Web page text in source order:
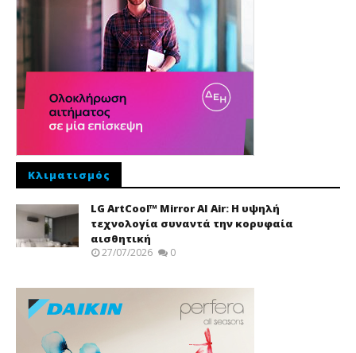
Κλιματισμός
LG ArtCool™ Mirror AI Air: Η υψηλή
τεχνολογία συναντά την κορυφαία
αισθητική
27/07/2026 0